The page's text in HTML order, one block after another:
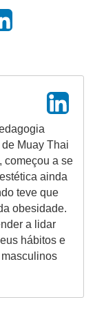
Muay Thai
começou a se
ainda
teve que
obesidade.
a lidar
hábitos e